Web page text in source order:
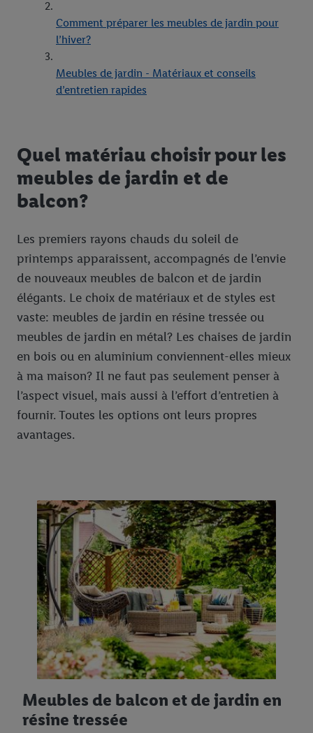
Comment préparer les meubles de jardin pour
l’hiver?
Meubles de jardin - Matériaux et conseils
d’entretien rapides
Quel matériau choisir pour les
meubles de jardin et de
balcon?
Les premiers rayons chauds du soleil de
printemps apparaissent, accompagnés de l’envie
de nouveaux meubles de balcon et de jardin
élégants. Le choix de matériaux et de styles est
vaste: meubles de jardin en résine tressée ou
meubles de jardin en métal? Les chaises de jardin
en bois ou en aluminium conviennent-elles mieux
à ma maison? Il ne faut pas seulement penser à
l’aspect visuel, mais aussi à l’effort d’entretien à
fournir. Toutes les options ont leurs propres
avantages.
Meubles de balcon et de jardin en
résine tressée